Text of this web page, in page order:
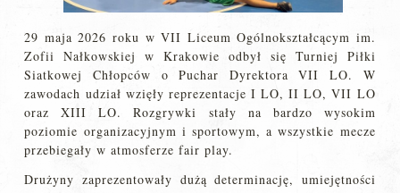
29 maja 2026 roku w VII Liceum Ogólnokształcącym im.
Zofii Nałkowskiej w Krakowie odbył się Turniej Piłki
Siatkowej Chłopców o Puchar Dyrektora VII LO. W
zawodach udział wzięły reprezentacje I LO, II LO, VII LO
oraz XIII LO. Rozgrywki stały na bardzo wysokim
poziomie organizacyjnym i sportowym, a wszystkie mecze
przebiegały w atmosferze fair play.
Drużyny zaprezentowały dużą determinację, umiejętności